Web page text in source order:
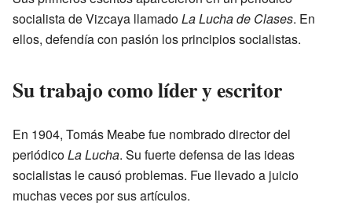
socialista de Vizcaya llamadoLa Lucha de Clases. En
ellos, defendía con pasión los principios socialistas.
Su trabajo como líder y escritor
En 1904, Tomás Meabe fue nombrado director del
periódicoLa Lucha. Su fuerte defensa de las ideas
socialistas le causó problemas. Fue llevado a juicio
muchas veces por sus artículos.